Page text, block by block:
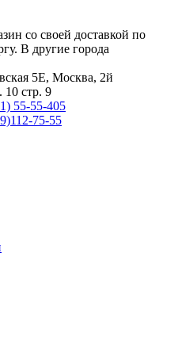
со своей доставкой по
В другие города
5Е, Москва, 2й
стр. 9
55-55-405
75-55